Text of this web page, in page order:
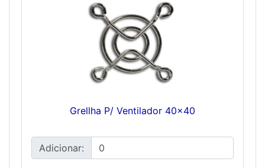
Grellha P/ Ventilador 40x40
Adicionar: